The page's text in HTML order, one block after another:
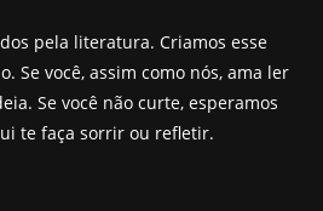
pela literatura. Criamos esse
Se você, assim como nós, ama ler
Se você não curte, esperamos
te faça sorrir ou refletir.